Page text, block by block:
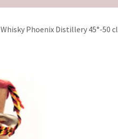
Whisky Phoenix Distillery 45°-50 cl